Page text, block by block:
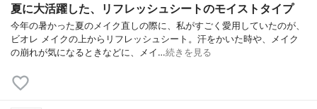
夏に大活躍した、リフレッシュシートのモイストタイプ
今年の暑かった夏のメイク直しの際に、私がすごく愛用していたのが、
ビオレ メイクの上からリフレッシュシート。汗をかいた時や、メイク
の崩れが気になるときなどに、メイ…続きを見る